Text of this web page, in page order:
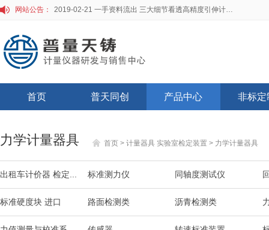
网站公告： 2019-02-21 一手资料流出 三大细节看透高精度引伸计标定仪
首页 普天同创 产品中心 非标定
力学计量器具 首页 > 计量器具 实验室检定装置 > 力学计量器具
出租车计价器 检定... 标准测力仪 同轴度测试仪
标准硬度块 进口 路面检测类 沥青检测类